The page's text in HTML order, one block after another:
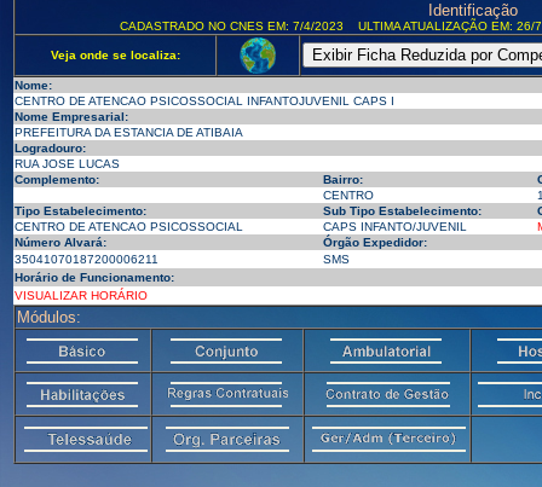
Identificação
CADASTRADO NO CNES EM: 7/4/2023 ULTIMA ATUALIZAÇÃO EM:
Veja onde se localiza:
Nome:
CENTRO DE ATENCAO PSICOSSOCIAL INFANTOJUVENIL CAPS I
Nome Empresarial:
PREFEITURA DA ESTANCIA DE ATIBAIA
Logradouro:
RUA JOSE LUCAS
Complemento:
Bairro:
CENTRO
Tipo Estabelecimento:
Sub Tipo Estabelecimento:
CENTRO DE ATENCAO PSICOSSOCIAL
CAPS INFANTO/JUVENIL
Número Alvará:
Órgão Expedidor:
35041070187200006211
SMS
Horário de Funcionamento:
VISUALIZAR HORÁRIO
Módulos: